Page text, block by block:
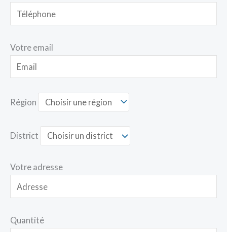
Votre email
Région
District
Votre adresse
Quantité